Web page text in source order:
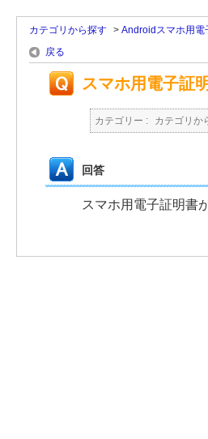
カテゴリから探す > Androidスマホ用電
戻る
スマホ用電子証
カテゴリー : カテゴリか
回答
スマホ用電子証明書